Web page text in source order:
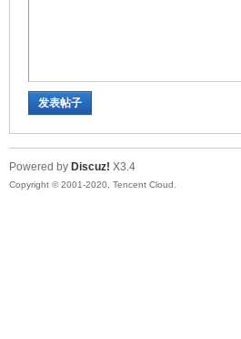
发表帖子
Powered by Discuz! X3.4
Copyright © 2001-2020, Tencent Cloud.